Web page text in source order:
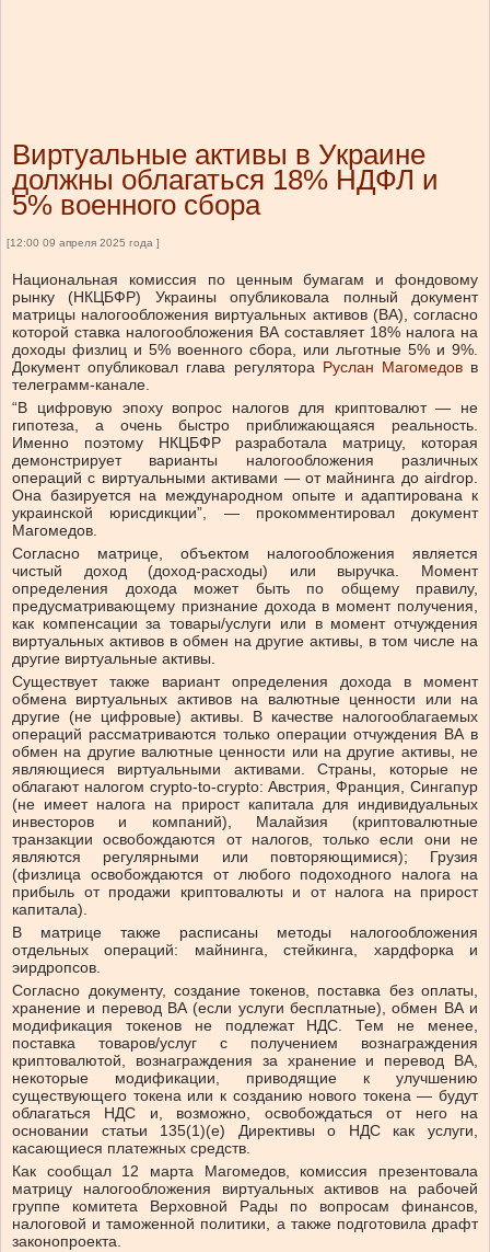
Виртуальные активы в Украине
должны облагаться 18% НДФЛ и
5% военного сбора
[12:00 09 апреля 2025 года ]
Национальная комиссия по ценным бумагам и фондовому
рынку (НКЦБФР) Украины опубликовала полный документ
матрицы налогообложения виртуальных активов (ВА), согласно
которой ставка налогообложения ВА составляет 18% налога на
доходы физлиц и 5% военного сбора, или льготные 5% и 9%.
Документ опубликовал глава регулятора Руслан Магомедовв
телеграмм-канале.
“В цифровую эпоху вопрос налогов для криптовалют — не
гипотеза, а очень быстро приближающаяся реальность.
Именно поэтому НКЦБФР разработала матрицу, которая
демонстрирует варианты налогообложения различных
операций с виртуальными активами — от майнинга до airdrop.
Она базируется на международном опыте и адаптирована к
украинской юрисдикции”, — прокомментировал документ
Магомедов.
Согласно матрице, объектом налогообложения является
чистый доход (доход-расходы) или выручка. Момент
определения дохода может быть по общему правилу,
предусматривающему признание дохода в момент получения,
как компенсации за товары/услуги или в момент отчуждения
виртуальных активов в обмен на другие активы, в том числе на
другие виртуальные активы.
Существует также вариант определения дохода в момент
обмена виртуальных активов на валютные ценности или на
другие (не цифровые) активы. В качестве налогооблагаемых
операций рассматриваются только операции отчуждения ВА в
обмен на другие валютные ценности или на другие активы, не
являющиеся виртуальными активами. Страны, которые не
облагают налогом crypto-to-crypto: Австрия, Франция, Сингапур
(не имеет налога на прирост капитала для индивидуальных
инвесторов и компаний), Малайзия (криптовалютные
транзакции освобождаются от налогов, только если они не
являются регулярными или повторяющимися); Грузия
(физлица освобождаются от любого подоходного налога на
прибыль от продажи криптовалюты и от налога на прирост
капитала).
В матрице также расписаны методы налогообложения
отдельных операций: майнинга, стейкинга, хардфорка и
эирдропсов.
Согласно документу, создание токенов, поставка без оплаты,
хранение и перевод ВА (если услуги бесплатные), обмен ВА и
модификация токенов не подлежат НДС. Тем не менее,
поставка товаров/услуг с получением вознаграждения
криптовалютой, вознаграждения за хранение и перевод ВА,
некоторые модификации, приводящие к улучшению
существующего токена или к созданию нового токена — будут
облагаться НДС и, возможно, освобождаться от него на
основании статьи 135(1)(e) Директивы о НДС как услуги,
касающиеся платежных средств.
Как сообщал 12 марта Магомедов, комиссия презентовала
матрицу налогообложения виртуальных активов на рабочей
группе комитета Верховной Рады по вопросам финансов,
налоговой и таможенной политики, а также подготовила драфт
законопроекта.